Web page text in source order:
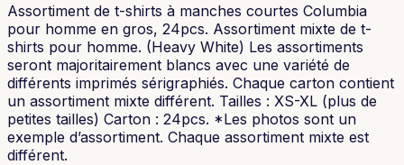
Assortiment de t-shirts à manches courtes Columbia
pour homme en gros, 24pcs. Assortiment mixte de t-
shirts pour homme. (Heavy White) Les assortiments
seront majoritairement blancs avec une variété de
différents imprimés sérigraphiés. Chaque carton contient
un assortiment mixte différent. Tailles : XS-XL (plus de
petites tailles) Carton : 24pcs. *Les photos sont un
exemple d’assortiment. Chaque assortiment mixte est
différent.